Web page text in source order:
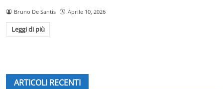
Bruno De Santis Aprile 10, 2026
Leggi di più
ARTICOLI RECENTI